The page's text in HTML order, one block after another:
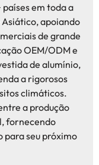
em toda a
Asiático, apoiando
de grande
OEM/ODM e
de alumínio,
a rigorosos
climáticos.
a produção
fornecendo
para seu próximo